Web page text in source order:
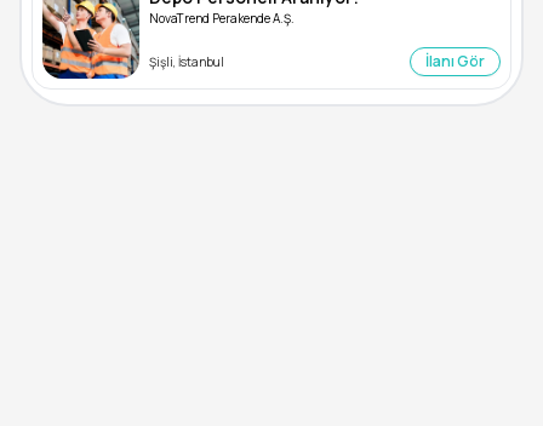
NovaTrend Perakende A.Ş.
Şişli, İstanbul İlanı Gör